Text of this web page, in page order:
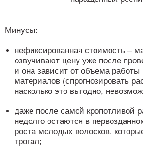
Минусы:
нефиксированная стоимость –
озвучивают цену уже после
и она зависит от объема работы
материалов (спрогнозировать
насколько это выгодно,
даже после самой кропотливой
недолго остаются в
роста молодых волосков,
трогал;